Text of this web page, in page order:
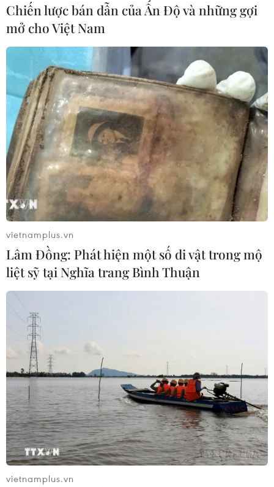
Chiến lược bán dẫn của Ấn Độ và những gợi
mở cho Việt Nam
vietnamplus.vn
Lâm Đồng: Phát hiện một số di vật trong mộ
liệt sỹ tại Nghĩa trang Bình Thuận
vietnamplus.vn